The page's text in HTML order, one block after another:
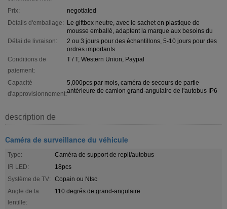
Prix:
negotiated
Détails d'emballage: Le giftbox neutre, avec le sachet en plastique de
mousse emballé, adaptent la marque aux besoins du
Délai de livraison:
2 ou 3 jours pour des échantillons, 5-10 jours pour des
ordres importants
Conditions de
paiement:
T / T, Western Union, Paypal
Capacité
d'approvisionnement:
5,000pcs par mois, caméra de secours de partie
antérieure de camion grand-angulaire de l'autobus IP6
description de
Caméra de surveillance du véhicule
Type:
Caméra de support de repli/autobus
IR LED:
18pcs
Système de TV:
Copain ou Ntsc
Angle de la
lentille:
110 degrés de grand-angulaire